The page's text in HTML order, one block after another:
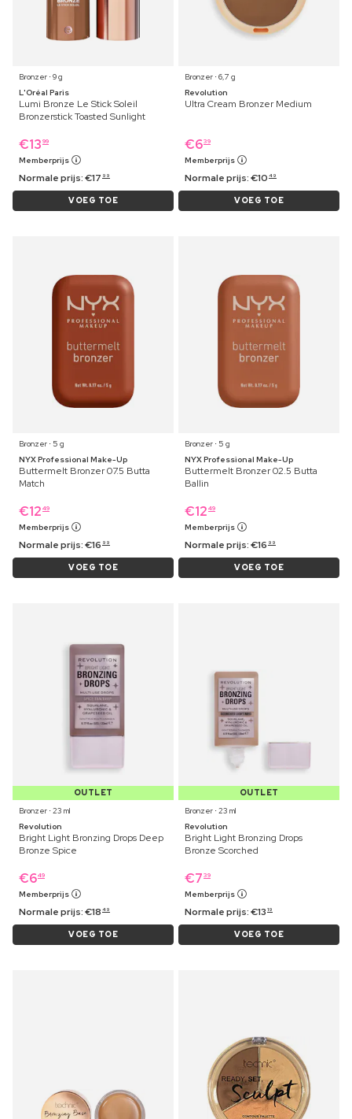
Bronzer ⋅ 9 g
L'Oréal Paris
Lumi Bronze Le Stick Soleil
Bronzerstick Toasted Sunlight
€13 99
Memberprijs
Normale prijs:€17 99
VOEG TOE
Bronzer ⋅ 6,7 g
Revolution
Ultra Cream Bronzer Medium
€639
Memberprijs
Normale prijs:€10 49
VOEG TOE
Bronzer ⋅ 5 g
NYX Professional Make-Up
Buttermelt Bronzer 07.5 Butta
Match
€12 49
Memberprijs
Normale prijs:€16 99
VOEG TOE
Bronzer ⋅ 5 g
NYX Professional Make-Up
Buttermelt Bronzer 02.5 Butta
Ballin
€12 49
Memberprijs
Normale prijs:€16 99
VOEG TOE
OUTLET
Bronzer ⋅ 23 ml
Revolution
Bright Light Bronzing Drops Deep
Bronze Spice
€649
Memberprijs
Normale prijs:€18 49
VOEG TOE
OUTLET
Bronzer ⋅ 23 ml
Revolution
Bright Light Bronzing Drops
Bronze Scorched
€7 39
Memberprijs
Normale prijs:€13 19
VOEG TOE